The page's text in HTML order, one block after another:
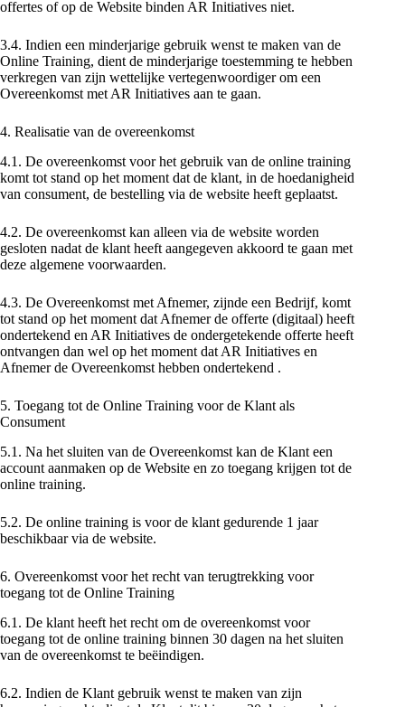
offertes of op de Website binden AR Initiatives niet.
3.4. Indien een minderjarige gebruik wenst te maken van de
Online Training, dient de minderjarige toestemming te hebben
verkregen van zijn wettelijke vertegenwoordiger om een
Overeenkomst met AR Initiatives aan te gaan.
4. Realisatie van de overeenkomst
4.1. De overeenkomst voor het gebruik van de online training
komt tot stand op het moment dat de klant, in de hoedanigheid
van consument, de bestelling via de website heeft geplaatst.
4.2. De overeenkomst kan alleen via de website worden
gesloten nadat de klant heeft aangegeven akkoord te gaan met
deze algemene voorwaarden.
4.3. De Overeenkomst met Afnemer, zijnde een Bedrijf, komt
tot stand op het moment dat Afnemer de offerte (digitaal) heeft
ondertekend en AR Initiatives de ondergetekende offerte heeft
ontvangen dan wel op het moment dat AR Initiatives en
Afnemer de Overeenkomst hebben ondertekend .
5. Toegang tot de Online Training voor de Klant als
Consument
5.1. Na het sluiten van de Overeenkomst kan de Klant een
account aanmaken op de Website en zo toegang krijgen tot de
online training.
5.2. De online training is voor de klant gedurende 1 jaar
beschikbaar via de website.
6. Overeenkomst voor het recht van terugtrekking voor
toegang tot de Online Training
6.1. De klant heeft het recht om de overeenkomst voor
toegang tot de online training binnen 30 dagen na het sluiten
van de overeenkomst te beëindigen.
6.2. Indien de Klant gebruik wenst te maken van zijn